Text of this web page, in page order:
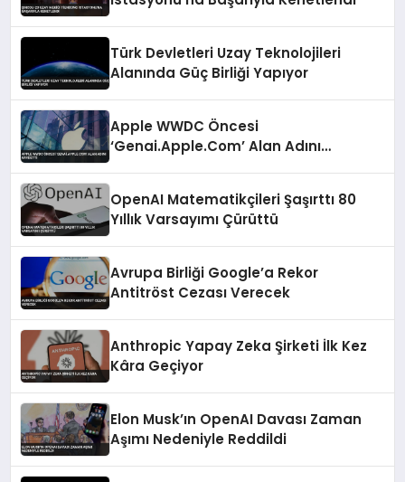
Türk Devletleri Uzay Teknolojileri
Alanında Güç Birliği Yapıyor
Apple WWDC Öncesi
‘Genai.Apple.Com’ Alan Adını
OpenAI Matematikçileri Şaşırttı 80
Yıllık Varsayımı Çürüttü
Avrupa Birliği Google’a Rekor
Antitröst Cezası Verecek
Anthropic Yapay Zeka Şirketi İlk Kez
Kâra Geçiyor
Elon Musk’ın OpenAI Davası Zaman
Aşımı Nedeniyle Reddildi